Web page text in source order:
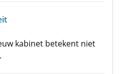
kabinet betekent niet